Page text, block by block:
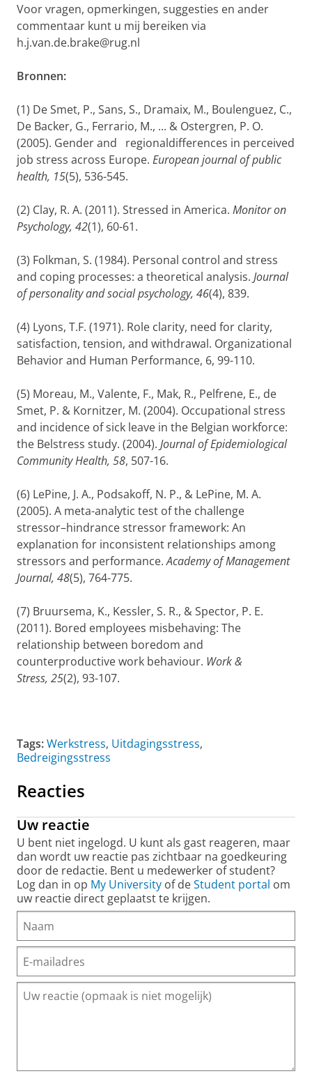
Voor vragen, opmerkingen, suggesties en ander
commentaar kunt u mij bereiken via
h.j.van.de.brake@rug.nl
Bronnen:
(1) De Smet, P., Sans, S., Dramaix, M., Boulenguez, C.,
De Backer, G., Ferrario, M., ... & Ostergren, P. O.
(2005). Gender and regionaldifferences in perceived
job stress across Europe. European journal of public
health, 15(5), 536-545.
(2) Clay, R. A. (2011). Stressed in America. Monitor on
Psychology, 42(1), 60-61.
(3) Folkman, S. (1984). Personal control and stress
and coping processes: a theoretical analysis. Journal
of personality and social psychology, 46(4), 839.
(4) Lyons, T.F. (1971). Role clarity, need for clarity,
satisfaction, tension, and withdrawal. Organizational
Behavior and Human Performance, 6, 99-110.
(5) Moreau, M., Valente, F., Mak, R., Pelfrene, E., de
Smet, P. & Kornitzer, M. (2004). Occupational stress
and incidence of sick leave in the Belgian workforce:
the Belstress study. (2004). Journal of Epidemiological
Community Health, 58, 507-16.
(6) LePine, J. A., Podsakoff, N. P., & LePine, M. A.
(2005). A meta-analytic test of the challenge
stressor–hindrance stressor framework: An
explanation for inconsistent relationships among
stressors and performance.Academy of Management
Journal, 48(5), 764-775.
(7) Bruursema, K., Kessler, S. R., & Spector, P. E.
(2011). Bored employees misbehaving: The
relationship between boredom and
counterproductive work behaviour. Work &
Stress, 25(2), 93-107.
Tags:Werkstress, Uitdagingsstress,
Bedreigingsstress
Reacties
Uw reactie
U bent niet ingelogd. U kunt als gast reageren, maar
dan wordt uw reactie pas zichtbaar na goedkeuring
door de redactie. Bent u medewerker of student?
Log dan in op My University of deStudent portal om
uw reactie direct geplaatst te krijgen.